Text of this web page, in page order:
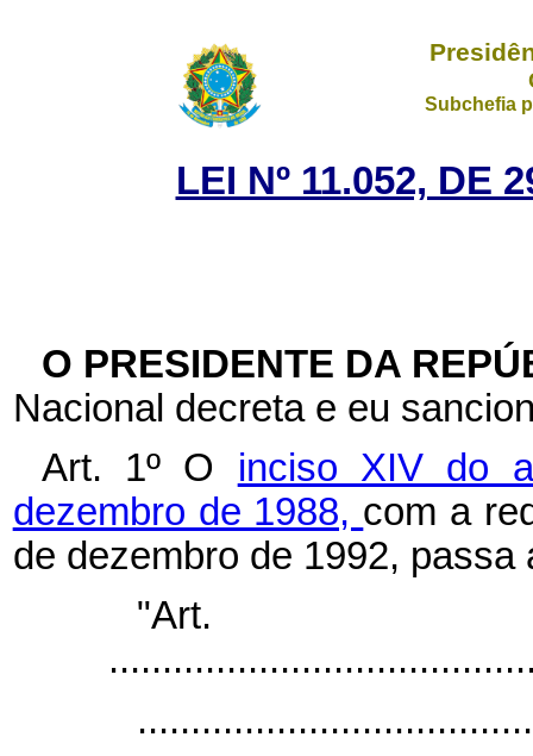
Subchefia
LEI Nº 11.052, DE
O PRESIDENTE DA
Nacional decreta e eu
Art. 1º O inciso XIV do
dezembro de 1988, com a
de dezembro de 1992,